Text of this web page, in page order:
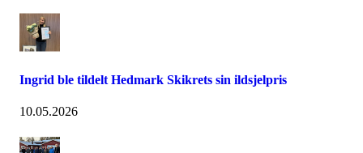
Ingrid ble tildelt Hedmark Skikrets sin ildsjelpris
10.05.2026